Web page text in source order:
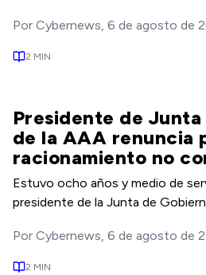
Por Cybernews, 6 de agosto de
2 MIN
Presidente de
de la AAA renuncia
racionamiento no
Estuvo ocho años y medio de
presidente de la Junta de
Por Cybernews, 6 de agosto de
2 MIN